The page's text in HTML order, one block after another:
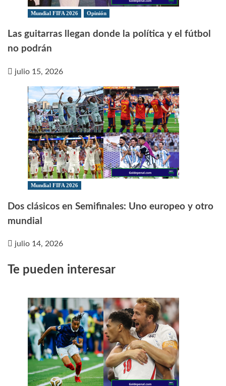
Mundial FIFA 2026 Opinión
Las guitarras llegan donde la política y el fútbol
no podrán
julio 15, 2026
Mundial FIFA 2026
Dos clásicos en Semifinales: Uno europeo y otro
mundial
julio 14, 2026
Te pueden interesar